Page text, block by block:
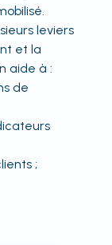
leviers
et la
aide à :
de
;